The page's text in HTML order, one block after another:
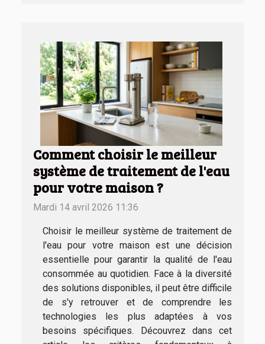
Comment choisir le meilleur
système de traitement de l'eau
pour votre maison ?
Mardi 14 avril 2026 11:36
Choisir le meilleur système de traitement de
l'eau pour votre maison est une décision
essentielle pour garantir la qualité de l'eau
consommée au quotidien. Face à la diversité
des solutions disponibles, il peut être difficile
de s'y retrouver et de comprendre les
technologies les plus adaptées à vos
besoins spécifiques. Découvrez dans cet